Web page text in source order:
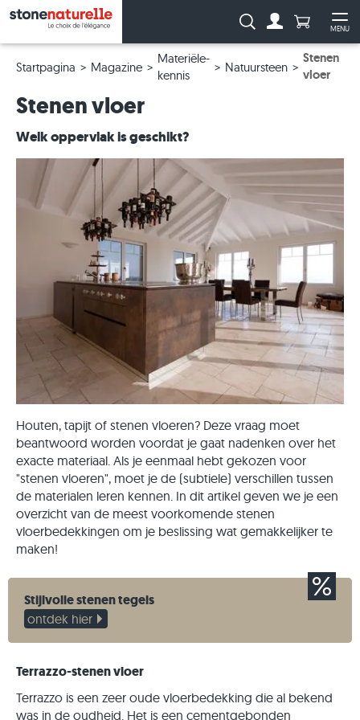
MENU
Zoeken: Aantal
Startpagina Magazine
Materiële-
kennis
Natuursteen
Stenen
vloer
Stenen vloer
Welk oppervlak is geschikt?
Houten, tapijt of stenen vloeren? Deze vraag moet
beantwoord worden voordat je gaat nadenken over het
exacte materiaal. Als je eenmaal hebt gekozen voor
"stenen vloeren", moet je de (subtiele) verschillen tussen
de materialen leren kennen. In dit artikel geven we je een
overzicht van de meest voorkomende stenen
vloerbedekkingen om je beslissing wat gemakkelijker te
maken!
Stijlvolle stenen tegels
ontdek hier
Terrazzo-stenen vloer
Terrazzo is een zeer oude vloerbedekking die al bekend
was in de oudheid. Het is een cementgebonden